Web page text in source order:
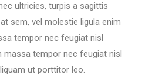
ultricies, turpis a sagittis
sem, vel molestie ligula enim
tempor nec feugiat nisl
massa tempor nec feugiat nisl
ut porttitor leo.